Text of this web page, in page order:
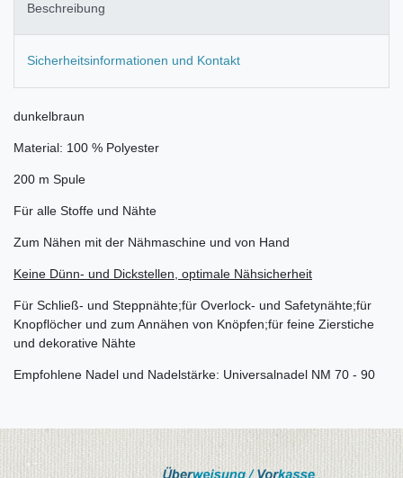
Beschreibung
Sicherheitsinformationen und Kontakt
dunkelbraun
Material: 100 % Polyester
200 m Spule
Für alle Stoffe und Nähte
Zum Nähen mit der Nähmaschine und von Hand
Keine Dünn- und Dickstellen, optimale Nähsicherheit
Für Schließ- und Steppnähte;für Overlock- und Safetynähte;für
Knopflöcher und zum Annähen von Knöpfen;für feine Zierstiche
und dekorative Nähte
Empfohlene Nadel und Nadelstärke: Universalnadel NM 70 - 90